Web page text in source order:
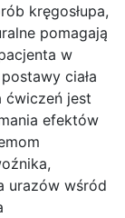
kręgosłupa,
pomagają
w
ciała
ćwiczeń jest
efektów
urazów wśród